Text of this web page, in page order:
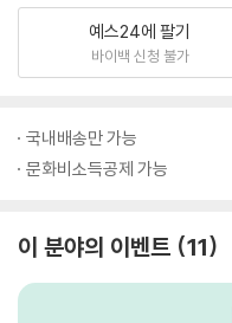
예스24에 팔기
바이백 신청 불가
국내배송만 가능
문화비소득공제 가능
이 분야의 이벤트 11